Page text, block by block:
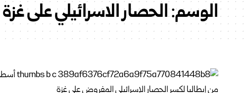
الوسم:الحصار الاسرائيلي على غزة